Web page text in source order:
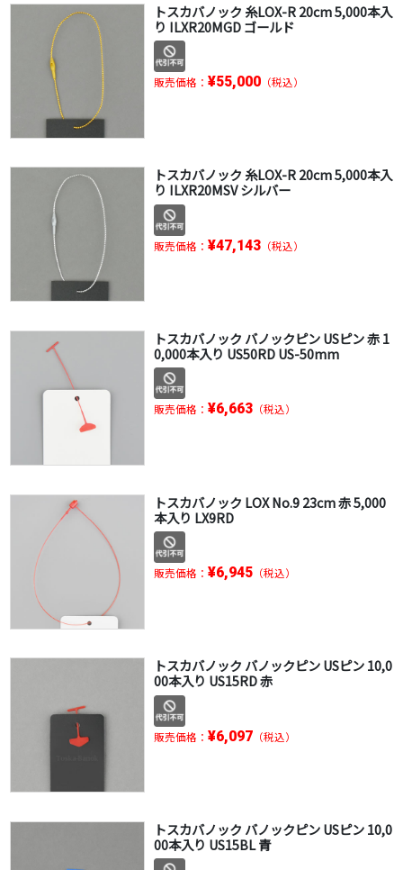
トスカバノック 糸LOX-R 20cm 5,000本入
り ILXR20MGD ゴールド
販売価格： ¥55,000（税込）
トスカバノック 糸LOX-R 20cm 5,000本入
り ILXR20MSV シルバー
販売価格： ¥47,143（税込）
トスカバノック バノックピン USピン 赤 1
0,000本入り US50RD US-50mm
販売価格： ¥6,663（税込）
トスカバノック LOX No.9 23cm 赤 5,000
本入り LX9RD
販売価格： ¥6,945（税込）
トスカバノック バノックピン USピン 10,0
00本入り US15RD 赤
販売価格： ¥6,097（税込）
トスカバノック バノックピン USピン 10,0
00本入り US15BL 青